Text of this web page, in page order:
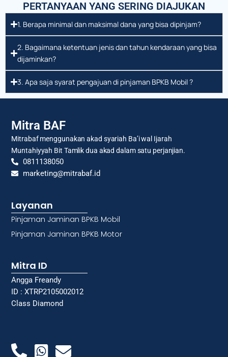
PERTANYAAN YANG SERING DIAJUKAN
1. Berapa minimal dan maksimal dana yang bisa dipinjam?
2. Bagaimana ketentuan jenis dan tahun kendaraan yang bisa
dijaminkan?
3. Apa saja syarat pengajuan di pinjaman BPKB Mobil ?
Mitra BAF
Mitrabaf menggunakan akad syariah Ba’i wal Ijarah
Muntahiyyah Bit Tamlik dua akad dalam satu perjanjian.
0811138050
marketing@mitrabaf.id
Layanan
Pinjaman Jaminan BPKB Mobil
Pinjaman Jaminan BPKB Motor
Mitra ID
Angga Freandy
ID : XTRP2105002012
Class Diamond